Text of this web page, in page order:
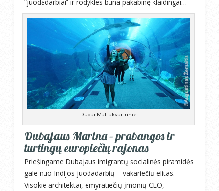
“juodadarbiai” ir rodykles būna pakabinę klaidingai…
Dubai Mall akvariume
Dubajaus Marina – prabangos ir
turtingų europiečių rajonas
Priešingame Dubajaus imigrantų socialinės piramidės
gale nuo Indijos juodadarbių – vakariečių elitas.
Visokie architektai, emyratiečių įmonių CEO,